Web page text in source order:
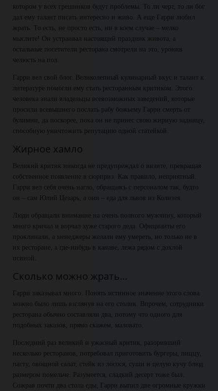
котором у всех грешников будут проблемы. То ли черт, то ли бог
дал ему талант писать интересно и живо. А еще Гарри любил
жрать. То есть, не просто есть, ни в коем случае – мелко
мыслите! Он устраивал настоящий праздник живота, а
остальные посетители ресторана смотрели на это, уронив
челюсть на пол.
Гарри вел свой блог. Великолепный кулинарный вкус и талант к
литературе помогли ему стать ресторанным критиком. Этого
человека знали владельцы всевозможных заведений, которые
просили всевышнего послать рабу божьему Гарри смерть от
булимии, да поскорее, пока он не принес свою жирную задницу,
способную уничтожить репутацию одной статейкой.
Жирное хамло
Великий критик никогда не предупреждал о визите, превращая
собственное появление в сюрприз. Как правило, неприятный.
Гарри вел себя очень нагло, обращаясь с персоналом так, будто
он – сам Юлий Цезарь, а они – еда для львов из Колизея.
Люди обращали внимание на очень полного мужчину, который
много кричал и ворчал хуже старого деда. Официанты его
проклинали, а менеджеры желали ему умереть, но только не в
их ресторане, а где-нибудь в канаве, лежа рядом с дохлой
псиной.
Сколько можно жрать…
Гарри заказывал много. Понять истинное значение этого слова
можно было лишь взглянув на его столик. Впрочем, сотрудники
ресторана обычно составляли два, потому что одного для
подобных заказов, прямо скажем, маловато.
Последний раз великий и ужасный критик, разоривший
несколько ресторанов, потребовал приготовить бургеры, пиццу,
пасту, овощной салат, стейк из лосося, суши и целую кучу блюд
размером помельче. Разумеется, сладкий десерт тоже был.
Сожрав почти два стола еды, Гарри выпил две огромные кружки